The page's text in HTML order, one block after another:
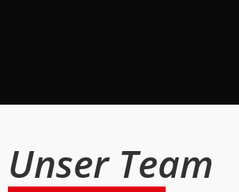
Unser Team